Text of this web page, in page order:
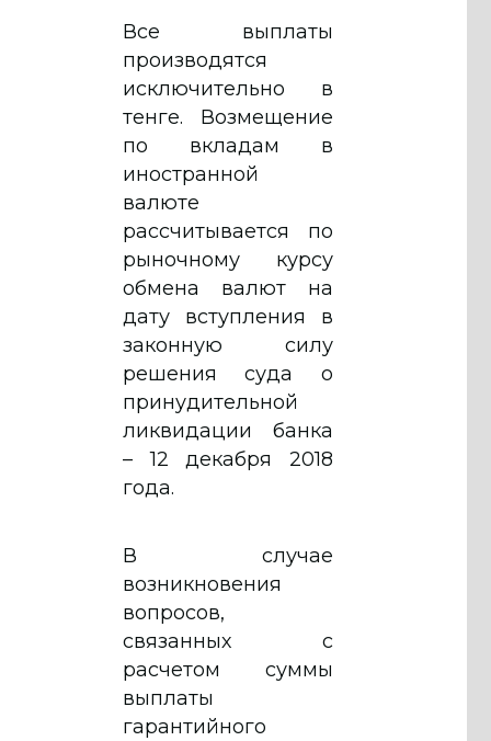
Все выплаты
производятся
исключительно в
тенге. Возмещение
по вкладам в
иностранной
валюте
рассчитывается по
рыночному курсу
обмена валют на
дату вступления в
законную силу
решения суда о
принудительной
ликвидации банка
– 12 декабря 2018
года.
В случае
возникновения
вопросов,
связанных с
расчетом суммы
выплаты
гарантийного